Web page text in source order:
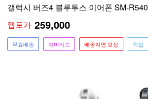
갤럭시 버즈4 블루투스 이어폰 SM-R540
앱토가 259,000
무료배송 리미티드 배송지연 보상 적립